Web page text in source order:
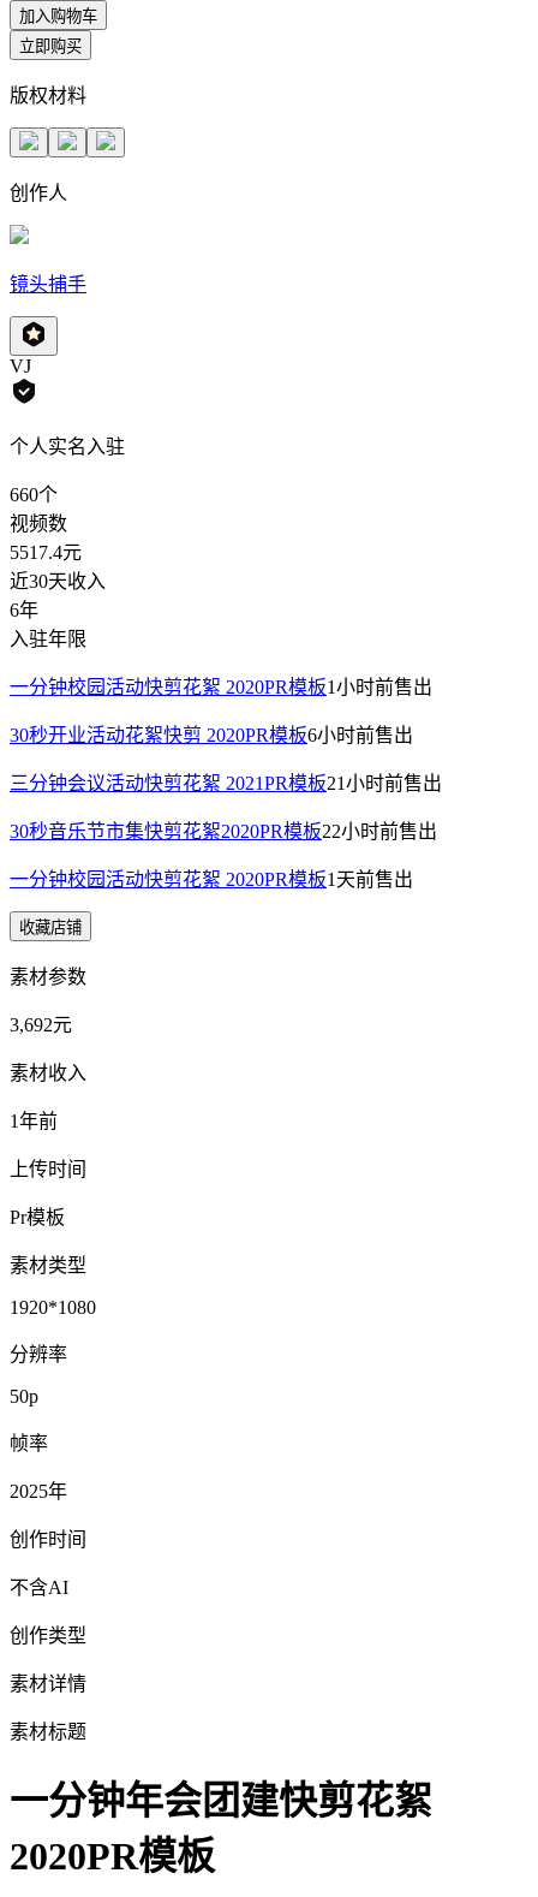
加入购物车
立即购买
版权材料
创作人
镜头捕手
VJ
个人实名入驻
660个
视频数
5517.4元
近30天收入
6年
入驻年限
一分钟校园活动快剪花絮 2020PR模板1小时前售出
30秒开业活动花絮快剪 2020PR模板6小时前售出
三分钟会议活动快剪花絮 2021PR模板21小时前售出
30秒音乐节市集快剪花絮2020PR模板22小时前售出
一分钟校园活动快剪花絮 2020PR模板1天前售出
收藏店铺
素材参数
3,692元
素材收入
1年前
上传时间
Pr模板
素材类型
1920*1080
分辨率
50p
帧率
2025年
创作时间
不含AI
创作类型
素材详情
素材标题
一分钟年会团建快剪花絮
2020PR模板